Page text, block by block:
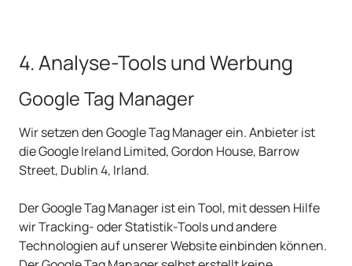
4. Analyse-Tools und Werbung
Google Tag Manager
Wir setzen den Google Tag Manager ein. Anbieter ist
die Google Ireland Limited, Gordon House, Barrow
Street, Dublin 4, Irland.
Der Google Tag Manager ist ein Tool, mit dessen Hilfe
wir Tracking- oder Statistik-Tools und andere
Technologien auf unserer Website einbinden können.